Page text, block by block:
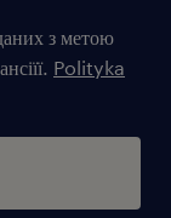
з метою
Polityka